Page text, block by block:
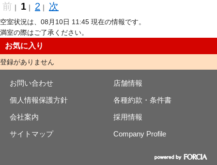
前 ｜ 1 ｜ 2 ｜ 次
空室状況は、08月10日 11:45 現在の情報です。
満室の際はご了承ください。
お気に入り
登録がありません
お問い合わせ 店舗情報
個人情報保護方針 各種約款・条件書
会社案内 採用情報
サイトマップ Company Profile